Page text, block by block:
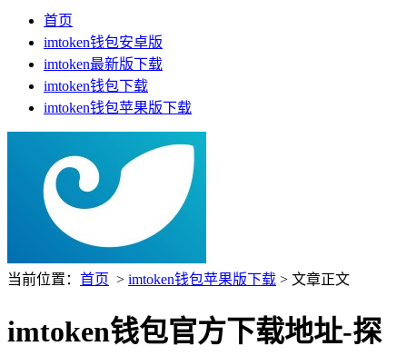
首页
imtoken钱包安卓版
imtoken最新版下载
imtoken钱包下载
imtoken钱包苹果版下载
当前位置： 首页 > imtoken钱包苹果版下载 > 文章正文
imtoken钱包官方下载地址-探